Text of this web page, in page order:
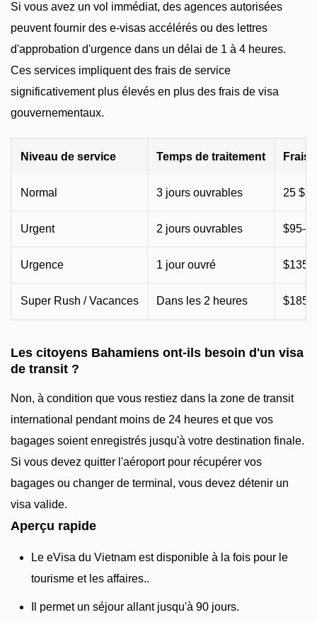
Si vous avez un vol immédiat, des agences autorisées
peuvent fournir des e-visas accélérés ou des lettres
d'approbation d'urgence dans un délai de 1 à 4 heures.
Ces services impliquent des frais de service
significativement plus élevés en plus des frais de visa
gouvernementaux.
Niveau de service Temps de traitement Frais
Normal 3 jours ouvrables 25 $
Urgent 2 jours ouvrables
Urgence 1 jour ouvré
Super Rush / Vacances Dans les 2 heures
Les citoyens Bahamiens ont-ils besoin d'un visa
de transit ?
Non, à condition que vous restiez dans la zone de transit
international pendant moins de 24 heures et que vos
bagages soient enregistrés jusqu'à votre destination finale.
Si vous devez quitter l'aéroport pour récupérer vos
bagages ou changer de terminal, vous devez détenir un
visa valide.
Aperçu rapide
Le eVisa du Vietnam est disponible à la fois pour le
tourisme et les affaires..
Il permet un séjour allant jusqu'à 90 jours.